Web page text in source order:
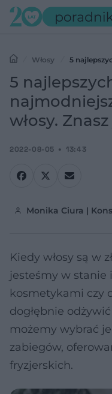
Włosy
5
Znasz je?
5
włosy.
2022-08-05 13:43
Monika Ciura |
Kiedy włosy są w
jesteśmy w stanie
kosmetykami czy
dogłębnie
możemy wybrać
zabiegów,
fryzjerskich.